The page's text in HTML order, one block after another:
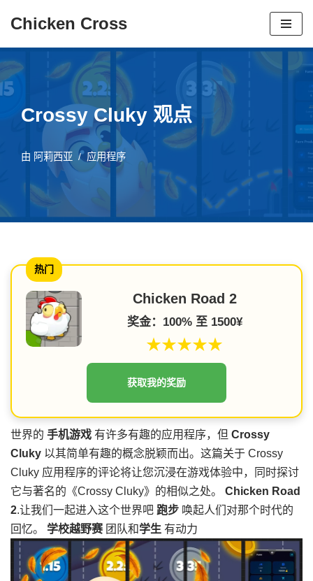
内
容
Chicken Cross
Crossy Cluky 观点
由 阿莉西亚 应用程序
热门
Chicken Road 2
奖金：100% 至 1500¥
★★★★★
获取我的奖励
世界的 手机游戏 有许多有趣的应用程序，但 Crossy
Cluky 以其简单有趣的概念脱颖而出。这篇关于 Crossy
Cluky 应用程序的评论将让您沉浸在游戏体验中，同时探讨
它与著名的《Crossy Cluky》的相似之处。 Chicken Road
2.让我们一起进入这个世界吧 跑步 唤起人们对那个时代的
回忆。 学校越野赛团队和学生 有动力